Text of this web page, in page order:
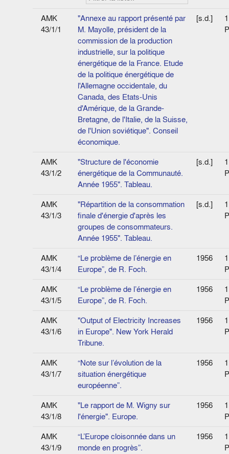
AMK
43/1/1
"Annexe au rapport présenté par
M. Mayolle, président de la
commission de la production
industrielle, sur la politique
énergétique de la France. Etude
de la politique énergétique de
l'Allemagne occidentale, du
Canada, des Etats-Unis
d'Amérique, de la Grande-
Bretagne, de l'Italie, de la Suisse,
de l'Union soviétique". Conseil
économique.
[s.d.]
1
AMK
43/1/2
"Structure de l'économie
énergétique de la Communauté.
Année 1955". Tableau.
[s.d.]
1
AMK
43/1/3
"Répartition de la consommation
finale d'énergie d'après les
groupes de consommateurs.
Année 1955". Tableau.
[s.d.]
1
AMK
43/1/4
“Le problème de l’énergie en
Europe”, de R. Foch.
1956
1
AMK
43/1/5
“Le problème de l’énergie en
Europe”, de R. Foch.
1956
1
AMK
43/1/6
"Output of Electricity Increases
in Europe". New York Herald
Tribune.
1956
1
AMK
43/1/7
“Note sur l’évolution de la
situation énergétique
européenne”.
1956
1
AMK
43/1/8
"Le rapport de M. Wigny sur
l'énergie". Europe.
1956
1
AMK
43/1/9
“L’Europe cloisonnée dans un
monde en progrès”.
1956
1